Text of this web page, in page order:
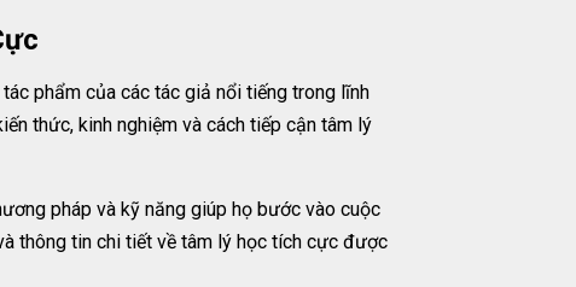
phẩm của các tác giả nổi tiếng trong lĩnh
thức, kinh nghiệm và cách tiếp cận tâm lý
pháp và kỹ năng giúp họ bước vào cuộc
thông tin chi tiết về tâm lý học tích cực được